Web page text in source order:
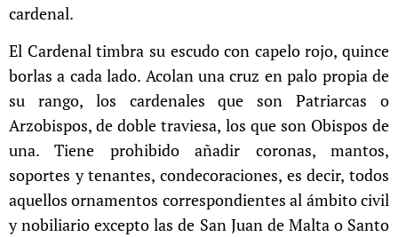
cardenal.
El Cardenal timbra su escudo con capelo rojo, quince
borlas a cada lado. Acolan una cruz en palo propia de
su rango, los cardenales que son Patriarcas o
Arzobispos, de doble traviesa, los que son Obispos de
una. Tiene prohibido añadir coronas, mantos,
soportes y tenantes, condecoraciones, es decir, todos
aquellos ornamentos correspondientes al ámbito civil
y nobiliario excepto las de San Juan de Malta o Santo